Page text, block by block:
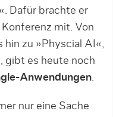
Dafür brachte er
mit. Von
hin zu »Physcial AI«,
gibt es heute noch
Anwendungen.
nur eine Sache